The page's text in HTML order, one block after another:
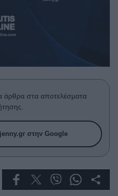
άρθρα στα αποτελέσματα
στην Google